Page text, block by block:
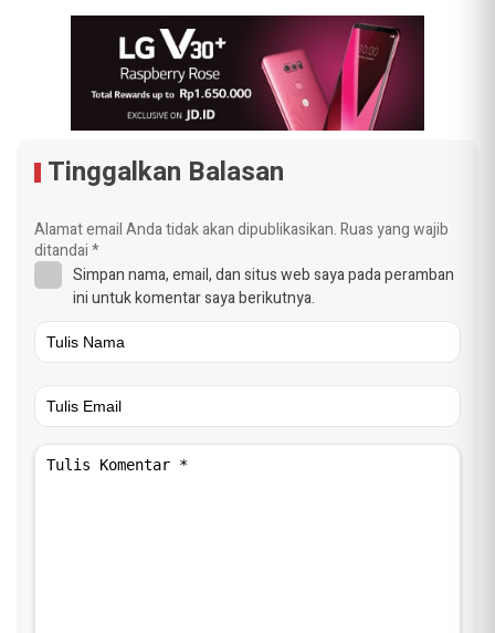
Tinggalkan Balasan
Alamat email Anda tidak akan dipublikasikan.Ruas yang wajib
ditandai*
Simpan nama, email, dan situs web saya pada peramban
ini untuk komentar saya berikutnya.